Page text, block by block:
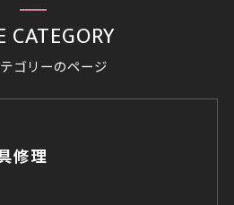
ゴリーのページ
CATEGORY
修理